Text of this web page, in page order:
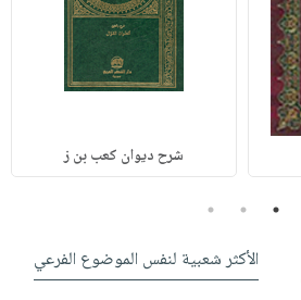
شرح ديوان كعب بن ز
1
2
3
الأكثر شعبية لنفس الموضوع الفرعي